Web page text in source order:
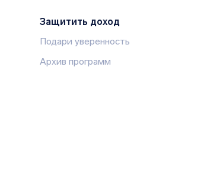
Защитить доход
Подари уверенность
Архив программ